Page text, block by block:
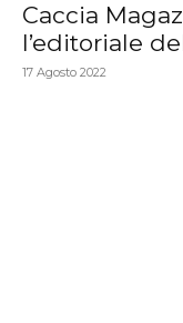
Caccia
l’editoriale
17 Agosto 2022